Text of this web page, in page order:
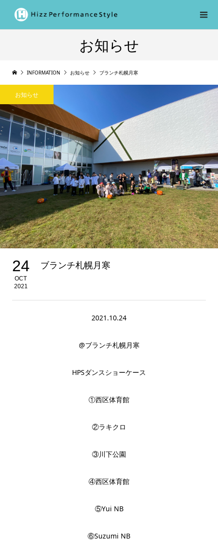
お知らせ
INFORMATION お知らせ ブランチ札幌月寒
お知らせ
24
OCT
2021
ブランチ札幌月寒
2021.10.24
@ブランチ札幌月寒
HPSダンスショーケース
①西区体育館
②ラキクロ
③川下公園
④西区体育館
⑤Yui NB
⑥Suzumi NB